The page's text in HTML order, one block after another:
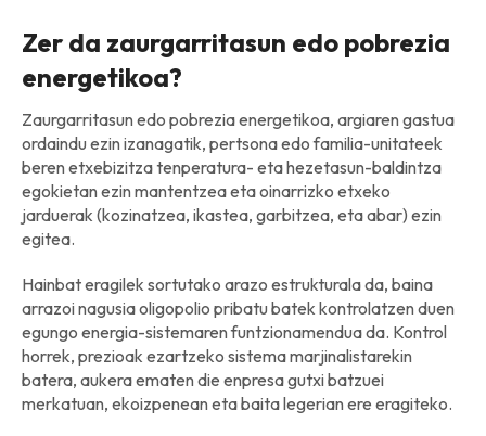
Zer da zaurgarritasun edo pobrezia
energetikoa?
Zaurgarritasun edo pobrezia energetikoa, argiaren gastua
ordaindu ezin izanagatik, pertsona edo familia-unitateek
beren etxebizitza tenperatura- eta hezetasun-baldintza
egokietan ezin mantentzea eta oinarrizko etxeko
jarduerak (kozinatzea, ikastea, garbitzea, eta abar) ezin
egitea.
Hainbat eragilek sortutako arazo estrukturala da, baina
arrazoi nagusia oligopolio pribatu batek kontrolatzen duen
egungo energia-sistemaren funtzionamendua da. Kontrol
horrek, prezioak ezartzeko sistema marjinalistarekin
batera, aukera ematen die enpresa gutxi batzuei
merkatuan, ekoizpenean eta baita legerian ere eragiteko.